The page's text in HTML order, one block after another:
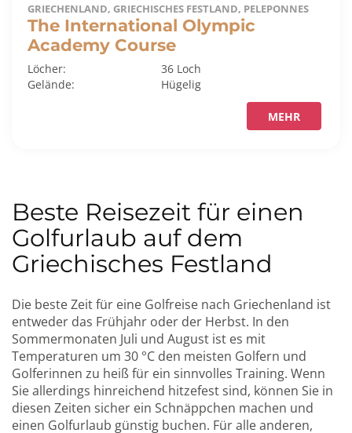
GRIECHENLAND, GRIECHISCHES FESTLAND, PELEPONNES
The International Olympic
Academy Course
Löcher:
36 Loch
Gelände:
Hügelig
MEHR
Beste Reisezeit für einen
Golfurlaub auf dem
Griechisches Festland
Die beste Zeit für eine Golfreise nach Griechenland ist
entweder das Frühjahr oder der Herbst. In den
Sommermonaten Juli und August ist es mit
Temperaturen um 30 °C den meisten Golfern und
Golferinnen zu heiß für ein sinnvolles Training. Wenn
Sie allerdings hinreichend hitzefest sind, können Sie in
diesen Zeiten sicher ein Schnäppchen machen und
einen Golfurlaub günstig buchen. Für alle anderen,